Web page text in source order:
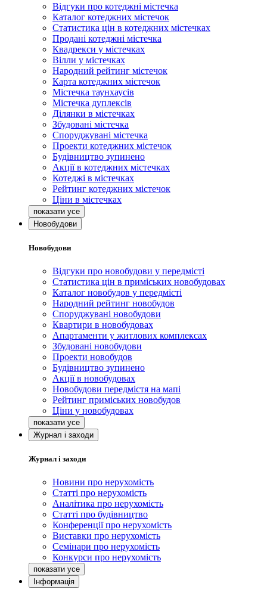
Відгуки про котеджні містечка
Каталог котеджних містечок
Статистика цін в котеджних містечках
Продані котеджні містечка
Квадрекси у містечках
Вілли у містечках
Народний рейтинг містечок
Карта котеджних містечок
Містечка таунхаусів
Містечка дуплексів
Ділянки в містечках
Збудовані містечка
Споруджувані містечка
Проекти котеджних містечок
Будівництво зупинено
Акції в котеджних містечках
Котеджі в містечках
Рейтинг котеджних містечок
Ціни в містечках
Новобудови
Новобудови
Відгуки про новобудови у передмісті
Статистика цін в приміських новобудовах
Каталог новобудов у передмісті
Народний рейтинг новобудов
Споруджувані новобудови
Квартири в новобудовах
Апартаменти у житлових комплексах
Збудовані новобудови
Проекти новобудов
Будівництво зупинено
Акції в новобудовах
Новобудови передмістя на мапі
Рейтинг приміських новобудов
Ціни у новобудовах
Журнал і заходи
Журнал і заходи
Новини про нерухомість
Статті про нерухомість
Аналітика про нерухомість
Статті про будівництво
Конференції про нерухомість
Виставки про нерухомість
Семінари про нерухомість
Конкурси про нерухомість
Інформація